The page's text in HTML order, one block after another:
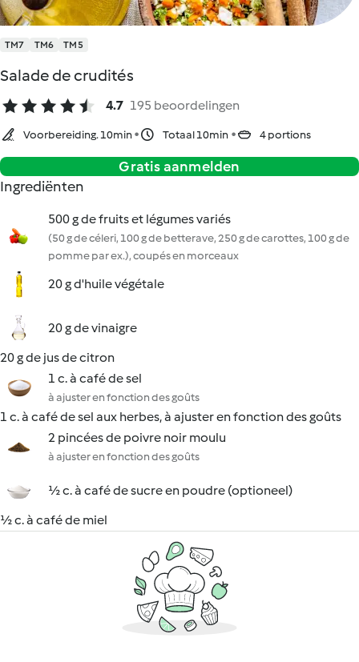
TM7 TM6 TM5
Salade de crudités
4.7 195 beoordelingen
Voorbereiding. 10min Totaal 10min 4 portions
Gratis aanmelden
Ingrediënten
500 g de fruits et légumes variés
(50 g de céleri, 100 g de betterave, 250 g de carottes, 100 g de
pomme par ex.), coupés en morceaux
20 g d'huile végétale
20 g de vinaigre
20 g de jus de citron
1 c. à café de sel
à ajuster en fonction des goûts
1 c. à café de sel aux herbes, à ajuster en fonction des goûts
2 pincées de poivre noir moulu
à ajuster en fonction des goûts
½ c. à café de sucre en poudre (optioneel)
½ c. à café de miel